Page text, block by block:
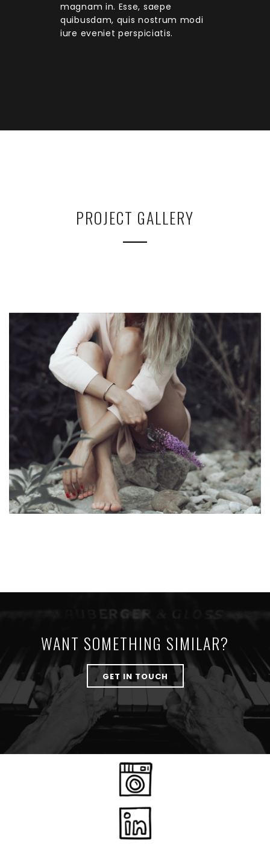
magnam in. Esse, saepe
quibusdam, quis nostrum modi
iure eveniet perspiciatis.
PROJECT GALLERY
WANT SOMETHING SIMILAR?
GET IN TOUCH